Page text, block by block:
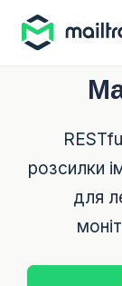
розсилки
для